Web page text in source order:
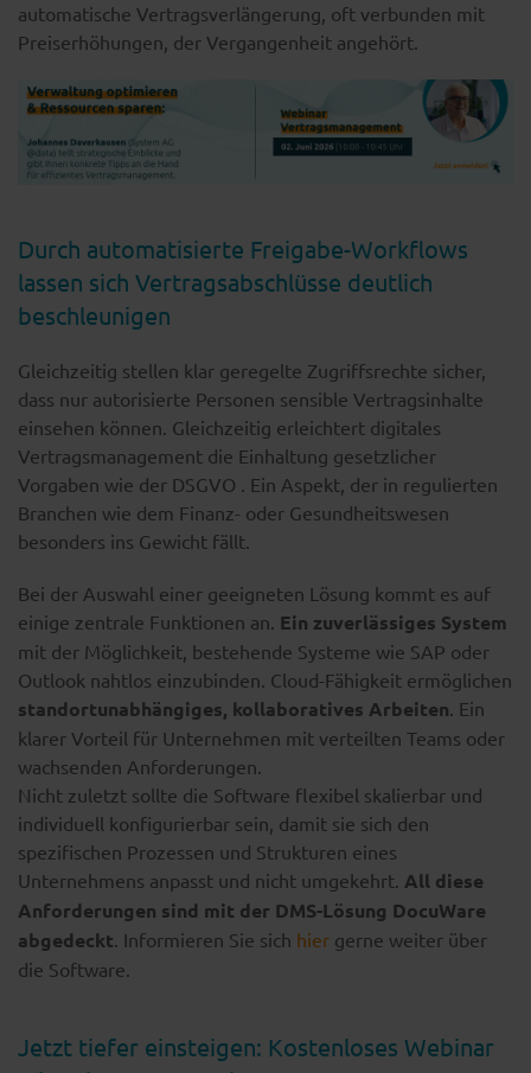
automatische Vertragsverlängerung, oft verbunden mit
Preiserhöhungen, der Vergangenheit angehört.
Durch automatisierte Freigabe-Workflows
lassen sich Vertragsabschlüsse deutlich
beschleunigen
Gleichzeitig stellen klar geregelte Zugriffsrechte sicher,
dass nur autorisierte Personen sensible Vertragsinhalte
einsehen können. Gleichzeitig erleichtert digitales
Vertragsmanagement die Einhaltung gesetzlicher
Vorgaben wie der DSGVO . Ein Aspekt, der in regulierten
Branchen wie dem Finanz- oder Gesundheitswesen
besonders ins Gewicht fällt.
Bei der Auswahl einer geeigneten Lösung kommt es auf
einige zentrale Funktionen an. Ein zuverlässiges System
mit der Möglichkeit, bestehende Systeme wie SAP oder
Outlook nahtlos einzubinden. Cloud-Fähigkeit ermöglichen
standortunabhängiges, kollaboratives Arbeiten . Ein
klarer Vorteil für Unternehmen mit verteilten Teams oder
wachsenden Anforderungen.
Nicht zuletzt sollte die Software flexibel skalierbar und
individuell konfigurierbar sein, damit sie sich den
spezifischen Prozessen und Strukturen eines
Unternehmens anpasst und nicht umgekehrt. All diese
Anforderungen sind mit der DMS-Lösung DocuWare
abgedeckt . Informieren Sie sich hier gerne weiter über
die Software.
Jetzt tiefer einsteigen: Kostenloses Webinar